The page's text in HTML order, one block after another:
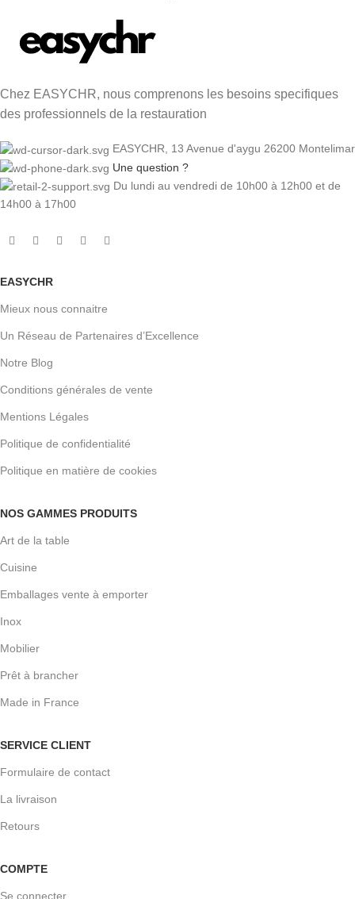
Chez EASYCHR, nous comprenons les besoins specifiques
des professionnels de la restauration
EASYCHR, 13 Avenue d'aygu 26200 Montelimar
Une question ?
Du lundi au vendredi de 10h00 à 12h00 et de
14h00 à 17h00
EASYCHR
Mieux nous connaitre
Un Réseau de Partenaires d’Excellence
Notre Blog
Conditions générales de vente
Mentions Légales
Politique de confidentialité
Politique en matière de cookies
NOS GAMMES PRODUITS
Art de la table
Cuisine
Emballages vente à emporter
Inox
Mobilier
Prêt à brancher
Made in France
SERVICE CLIENT
Formulaire de contact
La livraison
Retours
COMPTE
Se connecter